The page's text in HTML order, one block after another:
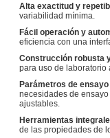
Alta exactitud y
variabilidad mínima.
Fácil operación y
eficiencia con una
Construcción robusta
para uso de laboratorio
Parámetros de
necesidades de
ajustables.
Herramientas
de las propiedades de